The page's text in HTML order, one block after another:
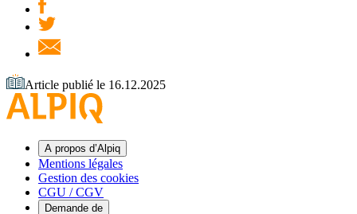
Article publié le 16.12.2025
A propos d’Alpiq
Mentions légales
Gestion des cookies
CGU / CGV
Demande de